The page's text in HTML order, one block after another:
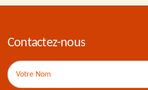
Contactez-nous